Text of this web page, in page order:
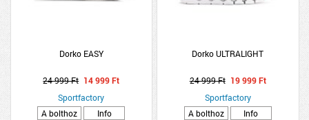
Dorko EASY
24 999 Ft 14 999 Ft
Sportfactory
A bolthoz
Info
Dorko ULTRALIGHT
24 999 Ft 19 999 Ft
Sportfactory
A bolthoz
Info